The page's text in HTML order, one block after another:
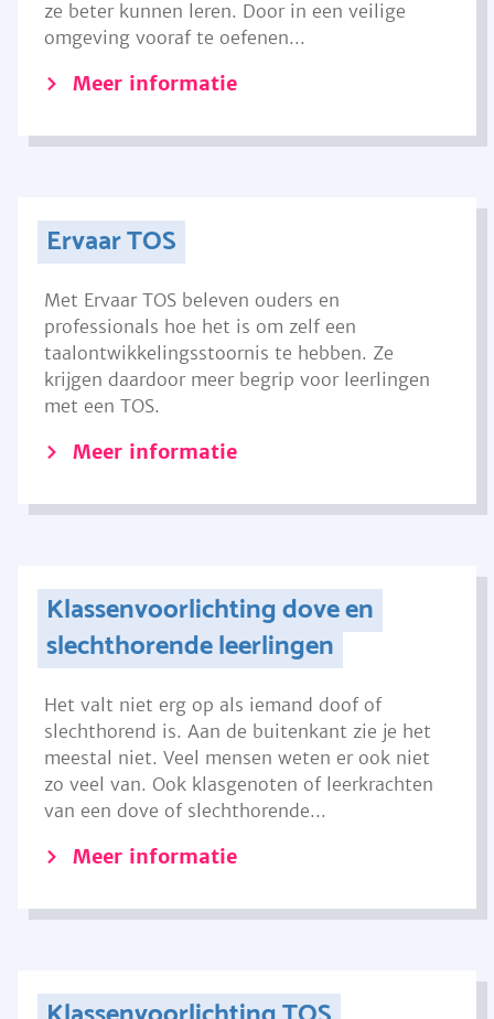
ze beter kunnen leren. Door in een veilige
omgeving vooraf te oefenen...
Meer informatie
Ervaar TOS
Met Ervaar TOS beleven ouders en
professionals hoe het is om zelf een
taalontwikkelingsstoornis te hebben. Ze
krijgen daardoor meer begrip voor leerlingen
met een TOS.
Meer informatie
Klassenvoorlichting dove en
slechthorende leerlingen
Het valt niet erg op als iemand doof of
slechthorend is. Aan de buitenkant zie je het
meestal niet. Veel mensen weten er ook niet
zo veel van. Ook klasgenoten of leerkrachten
van een dove of slechthorende...
Meer informatie